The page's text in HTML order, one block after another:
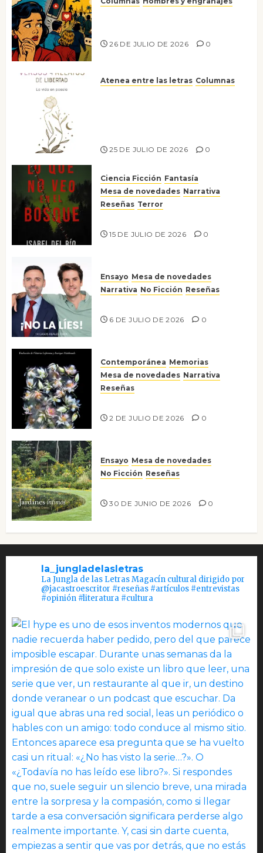
26 DE JULIO DE 2026 0
Atenea entre las letras Columnas
25 DE JULIO DE 2026 0
Ciencia Ficción Fantasía
Mesa de novedades Narrativa
Reseñas Terror
15 DE JULIO DE 2026 0
Ensayo Mesa de novedades
Narrativa No Ficción Reseñas
6 DE JULIO DE 2026 0
Contemporánea Memorias
Mesa de novedades Narrativa
Reseñas
2 DE JULIO DE 2026 0
Ensayo Mesa de novedades
No Ficción Reseñas
30 DE JUNIO DE 2026 0
la_jungladelasletras
La Jungla de las Letras Magacín cultural dirigido por
@jacastroescritor #reseñas #artículos #entrevistas
#opinión #literatura #cultura